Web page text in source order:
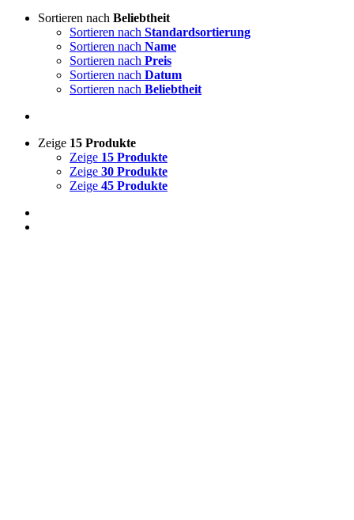
Sortieren nach Beliebtheit
Sortieren nach Standardsortierung
Sortieren nach Name
Sortieren nach Preis
Sortieren nach Datum
Sortieren nach Beliebtheit
Zeige 15 Produkte
Zeige 15 Produkte
Zeige 30 Produkte
Zeige 45 Produkte